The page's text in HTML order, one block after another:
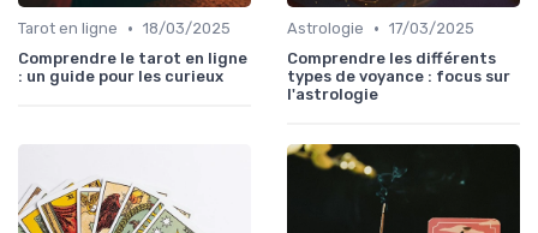
Tarot en ligne • 18/03/2025
Comprendre le tarot en ligne
: un guide pour les curieux
Astrologie • 17/03/2025
Comprendre les différents
types de voyance : focus sur
l'astrologie